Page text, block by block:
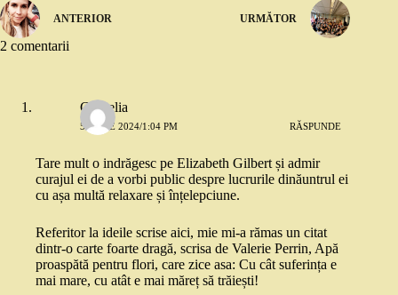
ANTERIOR URMĂTOR
2 comentarii
Cornelia
5 IUNIE 2024/1:04 PM RĂSPUNDE
Tare mult o indrăgesc pe Elizabeth Gilbert și admir
curajul ei de a vorbi public despre lucrurile dinăuntrul ei
cu așa multă relaxare și înțelepciune.
Referitor la ideile scrise aici, mie mi-a rămas un citat
dintr-o carte foarte dragă, scrisa de Valerie Perrin, Apă
proaspătă pentru flori, care zice asa: Cu cât suferința e
mai mare, cu atât e mai măreț să trăiești!